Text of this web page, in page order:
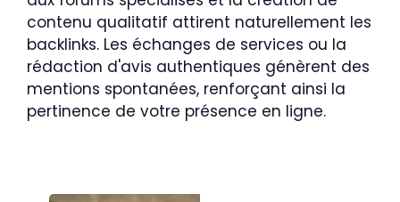
contenu qualitatif attirent naturellement les
backlinks. Les échanges de services ou la
rédaction d'avis authentiques génèrent des
mentions spontanées, renforçant ainsi la
pertinence de votre présence en ligne.